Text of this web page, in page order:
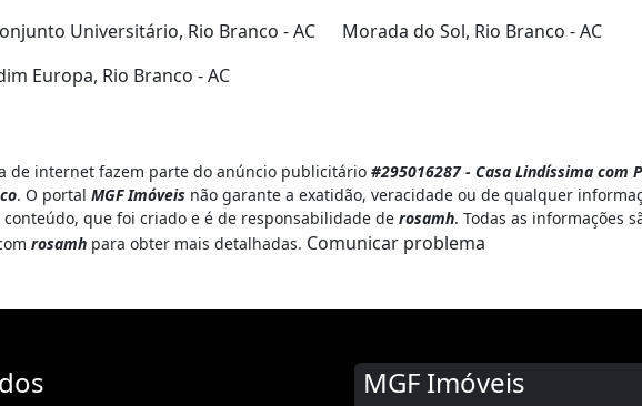
Universitário, Rio Branco - AC
Morada do Sol, Rio Branco - AC
Europa, Rio Branco - AC
de internet fazem parte do anúncio publicitário #295016287 - Casa Lindíssima com
. O portal MGF Imóveis não garante a exatidão, veracidade ou de qualquer
que foi criado e é de responsabilidade de rosamh. Todas as informações
rosamh para obter mais detalhadas. Comunicar problema
MGF Imóveis